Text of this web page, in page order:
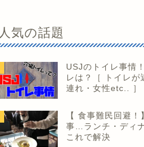
人気の話題
USJのトイレ事情
レは？［ トイレが
連れ・女性etc.. ］
【 食事難民回避！
事…ランチ・ディ
これで解決